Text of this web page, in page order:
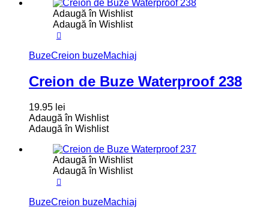
Adaugă în Wishlist
Adaugă în Wishlist
BuzeCreion buzeMachiaj
Creion de Buze Waterproof 238
19.95 lei
Adaugă în Wishlist
Adaugă în Wishlist
Adaugă în Wishlist
Adaugă în Wishlist
BuzeCreion buzeMachiaj